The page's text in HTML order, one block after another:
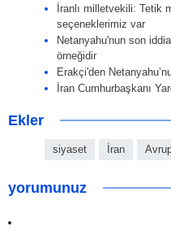
İranlı milletvekili: Tetik
seçeneklerimiz var
Netanyahu'nun son
örneğidir
Erakçi'den
İran Cumhurbaşkanı
Ekler
siyaset İran
yorumunuz